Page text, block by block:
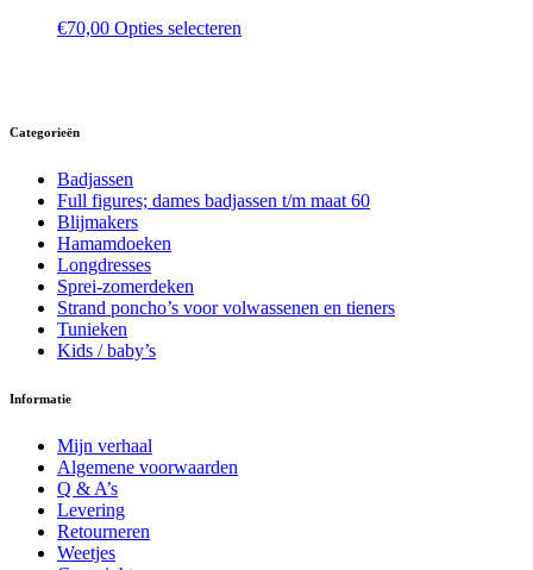
€70,00 Opties selecteren
gekozen
Categorieën
Badjassen
Full figures; dames badjassen t/m maat 60
Blijmakers
Hamamdoeken
Longdresses
Sprei-zomerdeken
Strand poncho’s voor volwassenen en tieners
Tunieken
Kids / baby’s
Informatie
Mijn verhaal
Algemene voorwaarden
Q & A’s
Levering
Retourneren
Weetjes